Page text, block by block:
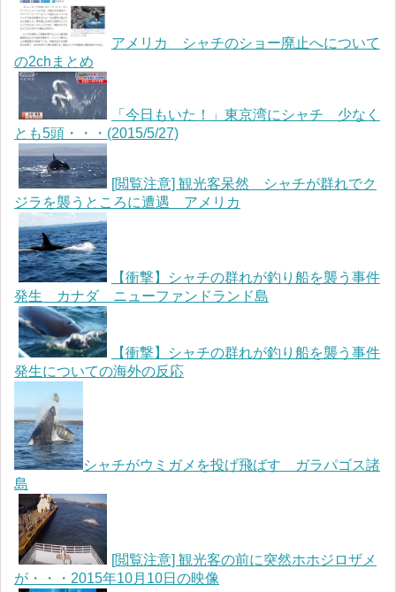
アメリカ シャチのショー廃止へについて
の2chまとめ
「今日もいた！」東京湾にシャチ 少なく
とも5頭・・・(2015/5/27)
[閲覧注意] 観光客呆然 シャチが群れでク
ジラを襲うところに遭遇 アメリカ
【衝撃】シャチの群れが釣り船を襲う事件
発生 カナダ ニューファンドランド島
【衝撃】シャチの群れが釣り船を襲う事件
発生についての海外の反応
シャチがウミガメを投げ飛ばす ガラパゴス諸
島
[閲覧注意] 観光客の前に突然ホホジロザメ
が・・・2015年10月10日の映像